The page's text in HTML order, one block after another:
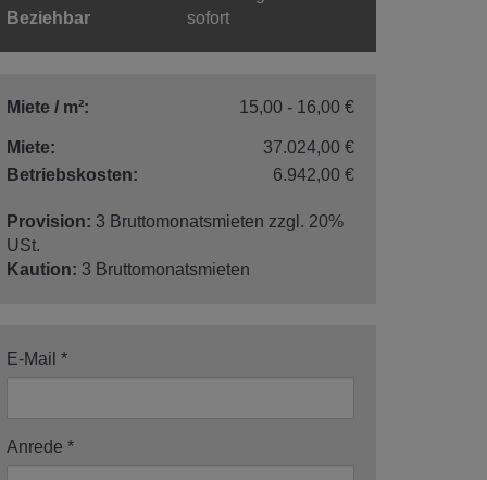
Beziehbar
sofort
Miete / m²: 15,00 - 16,00 €
Miete:
37.024,00 €
Betriebskosten:
6.942,00 €
Provision: 3 Bruttomonatsmieten zzgl. 20%
USt.
Kaution: 3 Bruttomonatsmieten
E-Mail
Anrede